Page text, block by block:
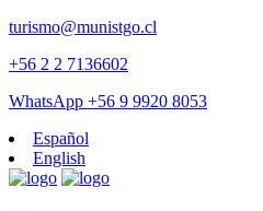
turismo@munistgo.cl
+56 2 2 7136602
WhatsApp +56 9 9920 8053
Español
English